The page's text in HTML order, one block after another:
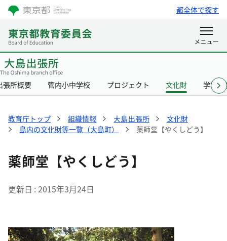
都全体で探す
張所概要 管内小中学校 プロジェクト 文化財 学校給
教育庁トップ 組織情報 大島出張所
文化財
島内の文化財等一覧（大島町）
薬師堂【やくしどう】
薬師堂【やくしどう】
更新日 2015年3月24日